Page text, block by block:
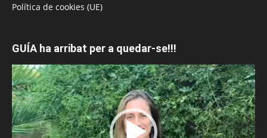
Política de cookies (UE)
GUÍA ha arribat per a quedar-se!!!
Reproductor
de
vídeo